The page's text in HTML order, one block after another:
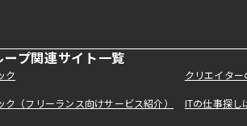
ープ関連サイト一覧
ク クリエイタ
ク（フリーランス向けサービス紹介） ITの仕事探